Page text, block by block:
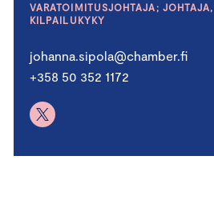
VARATOIMITUSJOHTAJA;
KILPAILUKYKY
johanna.sipola@chamber.fi
+358 50 352 1172